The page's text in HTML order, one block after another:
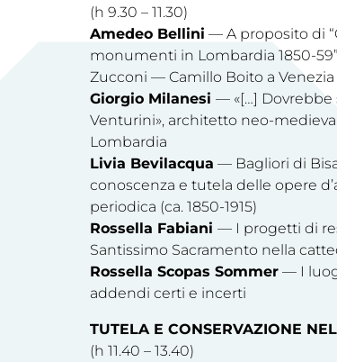
(h 9.30 – 11.30)
Amedeo Bellini — A proposito di
monumenti in Lombardia 1850-
Zucconi — Camillo Boito a
Giorgio Milanesi — «[…] Dovrebbe
Venturini», architetto neo-
Lombardia
Livia Bevilacqua — Bagliori di
conoscenza e tutela delle opere
periodica (ca. 1850-1915)
Rossella Fabiani — I progetti di
Santissimo Sacramento nella
Rossella Scopas Sommer — I
addendi certi e incerti
TUTELA E CONSERVAZIONE
(h 11.40 – 13.40)